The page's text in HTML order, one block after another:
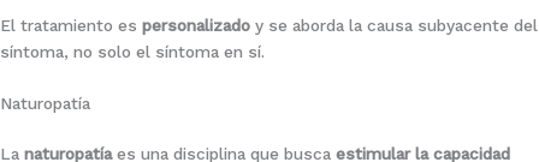
El tratamiento es personalizado y se aborda la causa subyacente del
síntoma, no solo el síntoma en sí.
Naturopatía
La naturopatíaes una disciplina que busca estimular la capacidad